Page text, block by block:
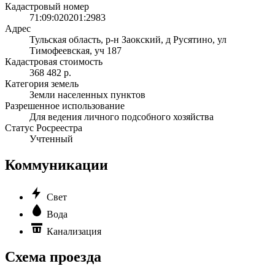
Кадастровый номер
71:09:020201:2983
Адрес
Тульская область, р-н Заокский, д Русятино, ул
Тимофеевская, уч 187
Кадастровая стоимость
368 482 р.
Категория земель
Земли населенных пунктов
Разрешенное использование
Для ведения личного подсобного хозяйства
Статус Росреестра
Учтенный
Коммуникации
Свет
Вода
Канализация
Схема проезда